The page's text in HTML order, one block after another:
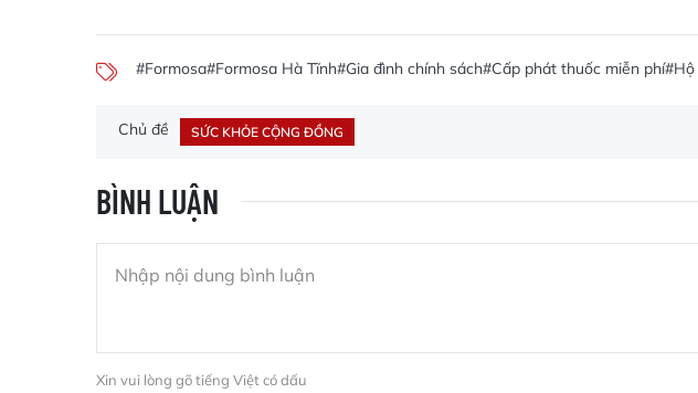
#Formosa#Formosa Hà Tĩnh#Gia đình chính sách#Cấp phát thuốc miễn phí#Hộ
Chủ đề SỨC KHỎE CỘNG ĐỒNG
BÌNH LUẬN
Xin vui lòng gõ tiếng Việt có dấu